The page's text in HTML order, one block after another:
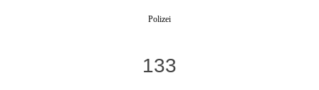
Polizei
133